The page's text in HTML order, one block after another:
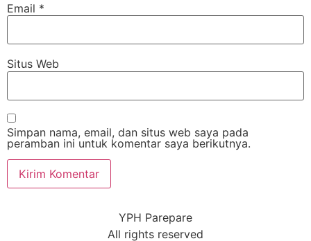
Email *
Situs Web
Simpan nama, email, dan situs web saya pada
peramban ini untuk komentar saya berikutnya.
YPH Parepare
All rights reserved